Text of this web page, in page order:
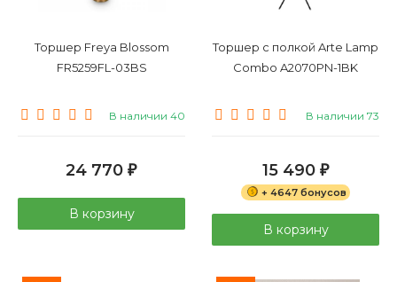
Торшер Freya Blossom
FR5259FL-03BS
В наличии 40
24 770 ₽
В корзину
Торшер с полкой Arte Lamp
Combo A2070PN-1BK
В наличии 73
15 490 ₽
+ 4647 бонусов
В корзину